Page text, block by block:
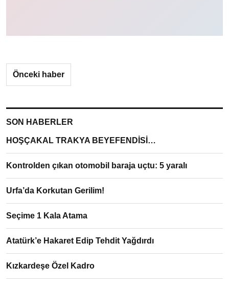
Önceki haber
SON HABERLER
HOŞÇAKAL TRAKYA BEYEFENDİSİ…
Kontrolden çıkan otomobil baraja uçtu: 5 yaralı
Urfa’da Korkutan Gerilim!
Seçime 1 Kala Atama
Atatürk’e Hakaret Edip Tehdit Yağdırdı
Kızkardeşe Özel Kadro